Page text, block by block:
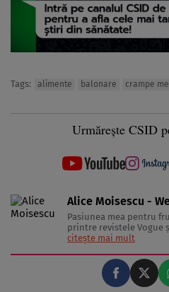
Tags: alimente balonare crampe
Urmărește CSID
Alice Moisescu -
Pasiunea mea pentru
printre revistele Vogue
Astăzi, am transformat
citește mai mult